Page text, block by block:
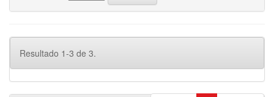
Resultado 1-3 de 3.